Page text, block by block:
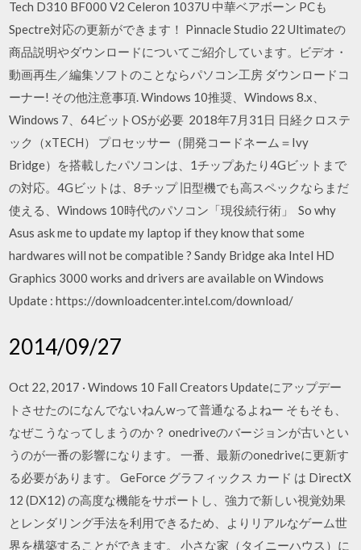
Tech D310 BF000 V2 Celeron 1037U 中華ベアボーン PCも
Spectre対応の更新ができます！ Pinnacle Studio 22 Ultimateの
商品説明やダウンロードについてご紹介しています。ビデオ・
動画再生／編集ソフトのことならパソコン工房 ダウンロードコ
ーナー! その他注意事項. Windows 10推奨、Windows 8.x、
Windows 7、64ビットOSが必要 2018年7月31日 日経クロステ
ック（xTECH） プロセッサー（開発コードネーム＝Ivy
Bridge）を搭載したパソコンは、1チップあたり4Gビットまで
の対応。4Gビットは、8チップ 旧型機でも高スペックならまだ
使える、Windows 10時代のパソコン「現役続行術」 So why
Asus ask me to update my laptop if they know that some
hardwares will not be compatible ? Sandy Bridge aka Intel HD
Graphics 3000 works and drivers are available on Windows
Update : https://downloadcenter.intel.com/download/
2014/09/27
Oct 22, 2017 · Windows 10 Fall Creators Updateにアップデー
トさせたのになんでないねんwって普通なるよねー そもそも、
なぜこうなってしまうのか？ onedriveのバージョンが古いとい
うのが一番の影響になります。 一番、最新のonedriveに更新す
る必要があります。 GeForce グラフィックス カード は DirectX
12 (DX12) の高度な機能をサポートし、強力で新しい視覚効果
とレンダリング手法を利用できるため、よりリアルなゲーム世
界を構築することができます。 小さな家（タイニーハウス）に